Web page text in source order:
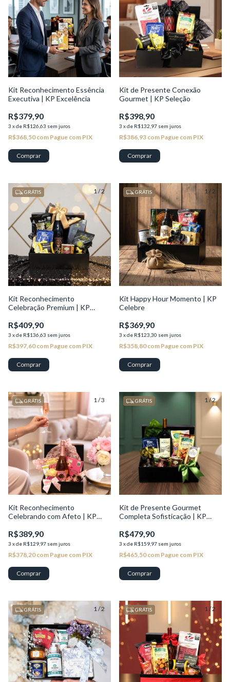
Kit Reconhecimento Essência
Executiva | KP Excelência
R$379,90
3 xde R$126,63 sem juros
R$368,50com Pague com PIX
Kit de Presente Conexão
Gourmet | KP Seleção
R$398,90
3 xde R$132,97 sem juros
R$386,93 com Pague com PIX
1/2
GRÁTIS
Kit Reconhecimento
Celebração Premium | KP
R$409,90
3 xde R$136,63 sem juros
R$397,60com Pague com PIX
1/2
GRÁTIS
Kit Happy Hour Momento | KP
Celebre
R$369,90
3 xde R$123,30 sem juros
R$358,80com Pague com PIX
1/3
GRÁTIS
Kit Reconhecimento
Celebrando com Afeto | KP
R$389,90
3 xde R$129,97 sem juros
R$378,20com Pague com PIX
1/2
GRÁTIS
Kit de Presente Gourmet
Completa Sofisticação | KP
R$479,90
3 xde R$159,97 sem juros
R$465,50com Pague com PIX
1/2
GRÁTIS 1/2
GRÁTIS